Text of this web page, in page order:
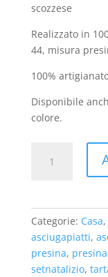
scozzese
Realizzato in
44, misura
100%
Disponibile
colore.
presina
natalizio
volant
in
Categorie: Casa,
asciugapiatti,
presina,
setnatalizio,